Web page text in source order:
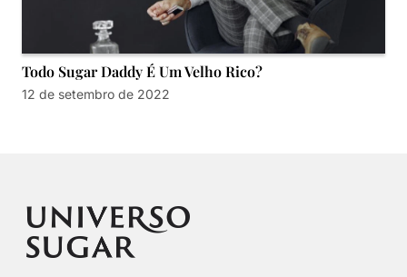
Todo Sugar Daddy É Um Velho Rico?
12 de setembro de 2022